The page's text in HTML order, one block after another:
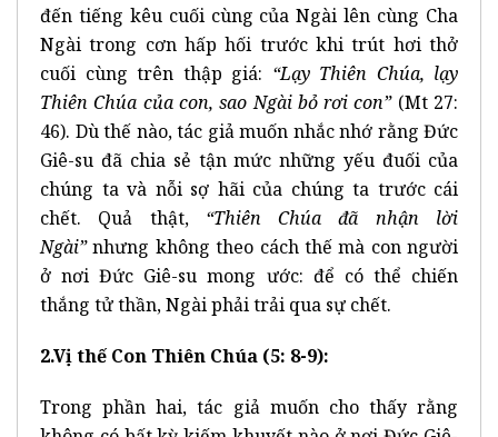
đến tiếng kêu cuối cùng của Ngài lên cùng Cha
Ngài trong cơn hấp hối trước khi trút hơi thở
cuối cùng trên thập giá: “Lạy Thiên Chúa, lạy
Thiên Chúa của con, sao Ngài bỏ rơi con” (Mt 27:
46). Dù thế nào, tác giả muốn nhắc nhớ rằng Đức
Giê-su đã chia sẻ tận mức những yếu đuối của
chúng ta và nỗi sợ hãi của chúng ta trước cái
chết. Quả thật,
“Thiên Chúa đã nhận lời
Ngài” nhưng không theo cách thế mà con người
ở nơi Đức Giê-su mong ước: để có thể chiến
thắng tử thần, Ngài phải trải qua sự chết.
2.Vị thế Con Thiên Chúa (5: 8-9):
Trong phần hai, tác giả muốn cho thấy rằng